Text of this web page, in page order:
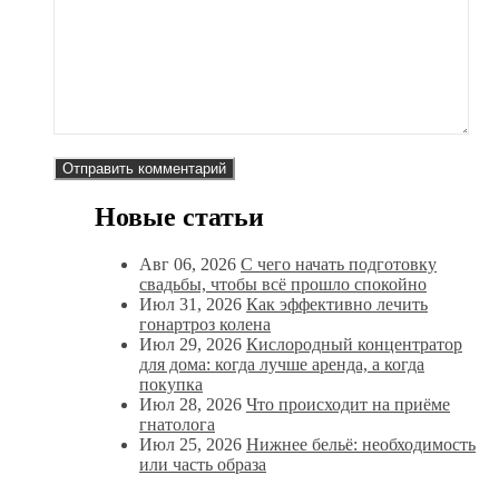
Новые статьи
Авг 06, 2026 С чего начать подготовку
свадьбы, чтобы всё прошло спокойно
Июл 31, 2026 Как эффективно лечить
гонартроз колена
Июл 29, 2026 Кислородный концентратор
для дома: когда лучше аренда, а когда
покупка
Июл 28, 2026 Что происходит на приёме
гнатолога
Июл 25, 2026 Нижнее бельё: необходимость
или часть образа